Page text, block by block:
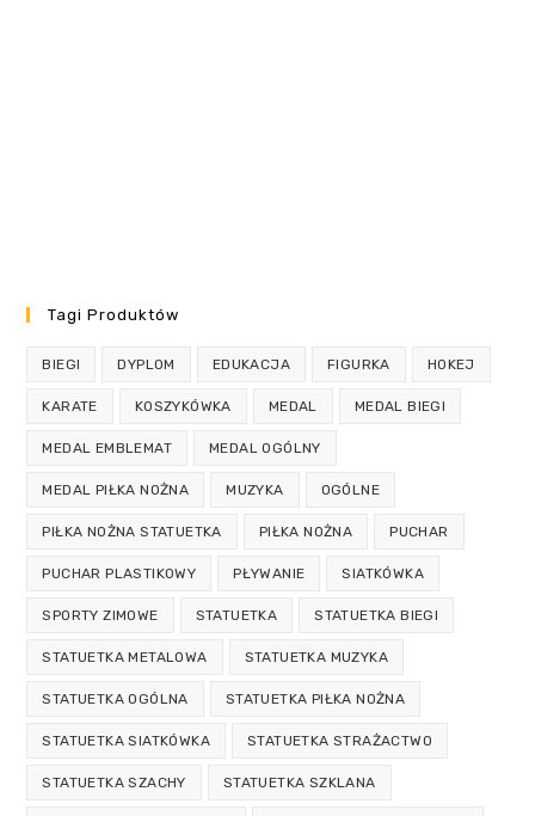
Tagi Produktów
BIEGI DYPLOM EDUKACJA FIGURKA HOKEJ
KARATE KOSZYKÓWKA MEDAL MEDAL BIEGI
MEDAL EMBLEMAT MEDAL OGÓLNY
MEDAL PIŁKA NOŻNA MUZYKA OGÓLNE
PIŁKA NOŻNA STATUETKA PIŁKA NOŻNA PUCHAR
PUCHAR PLASTIKOWY PŁYWANIE SIATKÓWKA
SPORTY ZIMOWE STATUETKA STATUETKA BIEGI
STATUETKA METALOWA STATUETKA MUZYKA
STATUETKA OGÓLNA STATUETKA PIŁKA NOŻNA
STATUETKA SIATKÓWKA STATUETKA STRAŻACTWO
STATUETKA SZACHY STATUETKA SZKLANA